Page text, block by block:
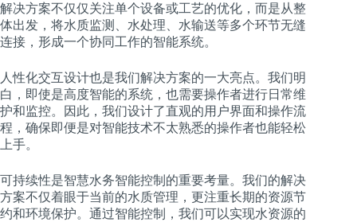
解决方案不仅仅关注单个设备或工艺的优化，而是从整
体出发，将水质监测、水处理、水输送等多个环节无缝
连接，形成一个协同工作的智能系统。
人性化交互设计也是我们解决方案的一大亮点。我们明
白，即使是高度智能的系统，也需要操作者进行日常维
护和监控。因此，我们设计了直观的用户界面和操作流
程，确保即便是对智能技术不太熟悉的操作者也能轻松
上手。
可持续性是智慧水务智能控制的重要考量。我们的解决
方案不仅着眼于当前的水质管理，更注重长期的资源节
约和环境保护。通过智能控制，我们可以实现水资源的